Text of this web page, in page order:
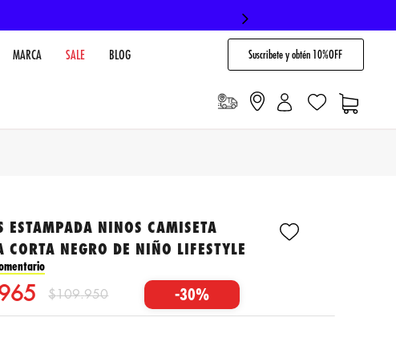
MARCA SALE BLOG Suscribete y obtén 10%OFF
ESTAMPADA NINOS CAMISETA
CORTA NEGRO DE NIÑO LIFESTYLE
$109.950 -30%